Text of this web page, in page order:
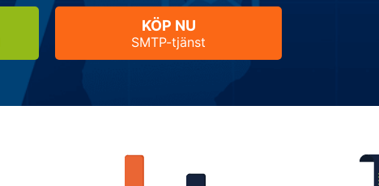
KÖP NU
SMTP-tjänst